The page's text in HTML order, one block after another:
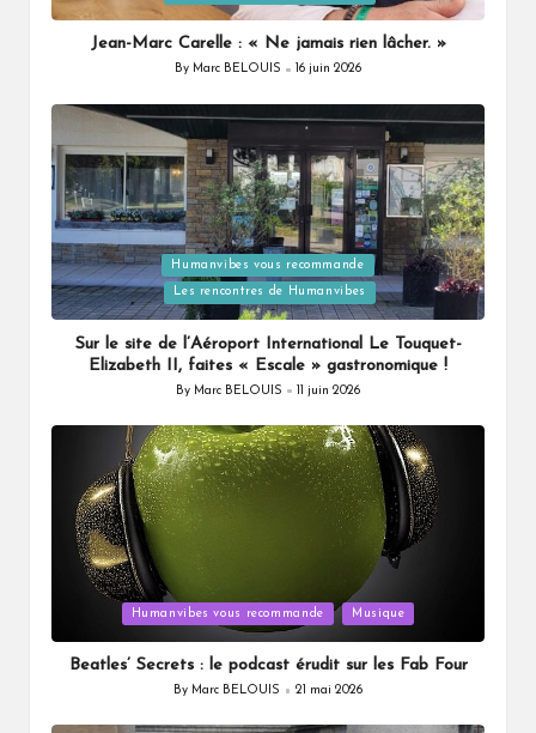
Jean-Marc Carelle : « Ne jamais rien lâcher. »
Posted
By Marc BELOUIS 16 juin 2026
Posted
in
Humanvibes vous recommande
Les rencontres de Humanvibes
Sur le site de l’Aéroport International Le Touquet-
Elizabeth II, faites « Escale » gastronomique !
Posted
By Marc BELOUIS 11 juin 2026
in
Humanvibes vous recommande Musique
Beatles’ Secrets : le podcast érudit sur les Fab Four
Posted
By Marc BELOUIS 21 mai 2026